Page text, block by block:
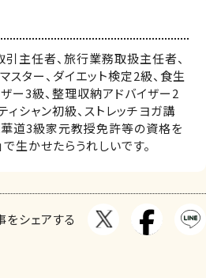
主任者、旅行業務取扱主任者、
スター、ダイエット検定2級、食生
ー3級、整理収納アドバイザー2
ィシャン初級、ストレッチヨガ講
華道3級家元教授免許等の資格を
で生かせたらうれしいです。
をシェアする